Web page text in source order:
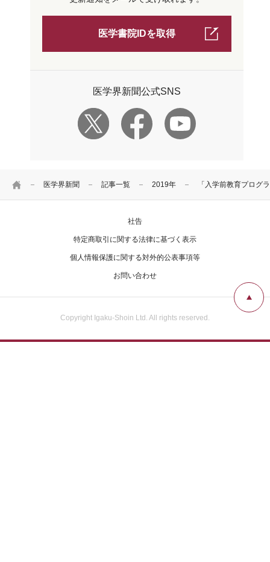
HOME 医学界新聞 記事一覧 2019年 「入学前教育プログ
医学書院IDを取得
医学界新聞公式SNS
社告
特定商取引に関する法律に基づく表示
個人情報保護に関する対外的公表事項等
お問い合わせ
Copyright Igaku-Shoin Ltd. All rights reserved.